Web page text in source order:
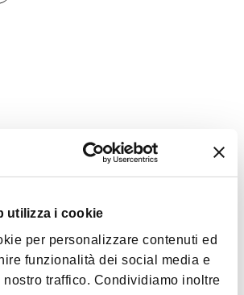
utilizza i cookie
per personalizzare contenuti ed
funzionalità dei social media e
traffico. Condividiamo inoltre